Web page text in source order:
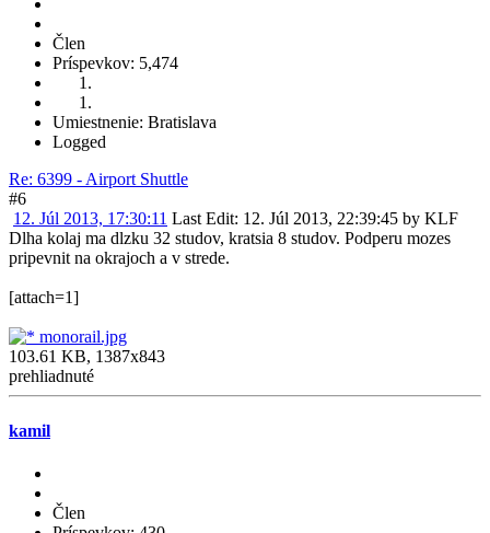
Člen
Príspevkov: 5,474
Umiestnenie: Bratislava
Logged
Re: 6399 - Airport Shuttle
#6
12. Júl 2013, 17:30:11 Last Edit: 12. Júl 2013, 22:39:45 by KLF
Dlha kolaj ma dlzku 32 studov, kratsia 8 studov. Podperu mozes
pripevnit na okrajoch a v strede.
[attach=1]
monorail.jpg
103.61 KB, 1387x843
prehliadnuté
kamil
Člen